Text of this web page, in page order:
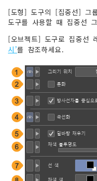
[도형] 도구의 [집중선] 그
도구를 사용할 때 집중선
[오브젝트] 도구로 집중선
시’를 참조하세요.